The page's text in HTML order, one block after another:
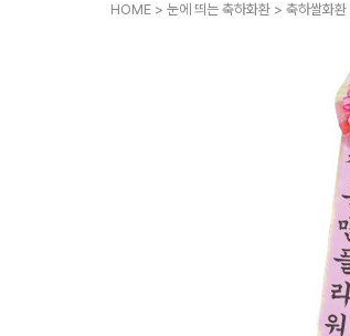
HOME > 눈에 띄는 축하화환 > 축하쌀화환